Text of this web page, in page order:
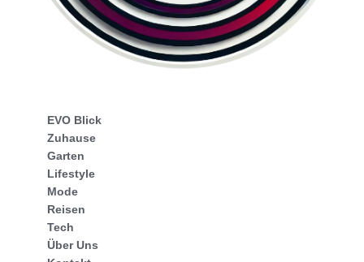
EVO Blick
Zuhause
Garten
Lifestyle
Mode
Reisen
Tech
Über Uns